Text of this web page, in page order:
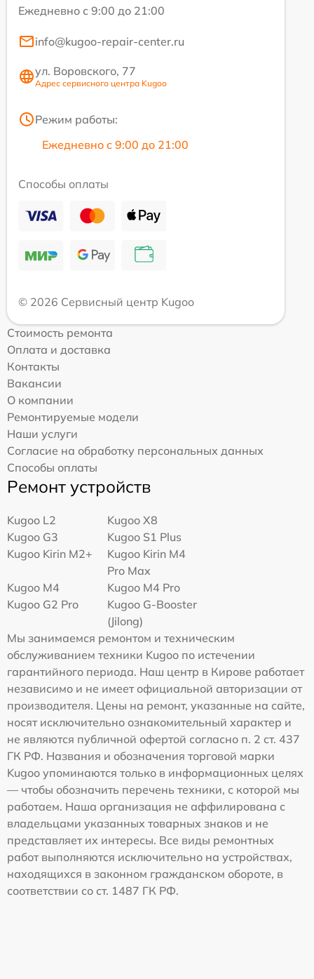
Ежедневно с 9:00 до 21:00
info@kugoo-repair-center.ru
ул. Воровского, 77
Адрес сервисного центра Kugoo
Режим работы:
Ежедневно с 9:00 до 21:00
Способы оплаты
© 2026 Сервисный центр Kugoo
Стоимость ремонта
Оплата и доставка
Контакты
Вакансии
О компании
Ремонтируемые модели
Наши услуги
Согласие на обработку персональных данных
Способы оплаты
Ремонт устройств
Kugoo L2
Kugoo X8
Kugoo G3
Kugoo S1 Plus
Kugoo Kirin M2+
Kugoo Kirin M4
Pro Max
Kugoo M4
Kugoo M4 Pro
Kugoo G2 Pro
Kugoo G-Booster
(Jilong)
Мы занимаемся ремонтом и техническим
обслуживанием техники Kugoo по истечении
гарантийного периода. Наш центр в Кирове работает
независимо и не имеет официальной авторизации от
производителя. Цены на ремонт, указанные на сайте,
носят исключительно ознакомительный характер и
не являются публичной офертой согласно п. 2 ст. 437
ГК РФ. Названия и обозначения торговой марки
Kugoo упоминаются только в информационных целях
— чтобы обозначить перечень техники, с которой мы
работаем. Наша организация не аффилирована с
владельцами указанных товарных знаков и не
представляет их интересы. Все виды ремонтных
работ выполняются исключительно на устройствах,
находящихся в законном гражданском обороте, в
соответствии со ст. 1487 ГК РФ.